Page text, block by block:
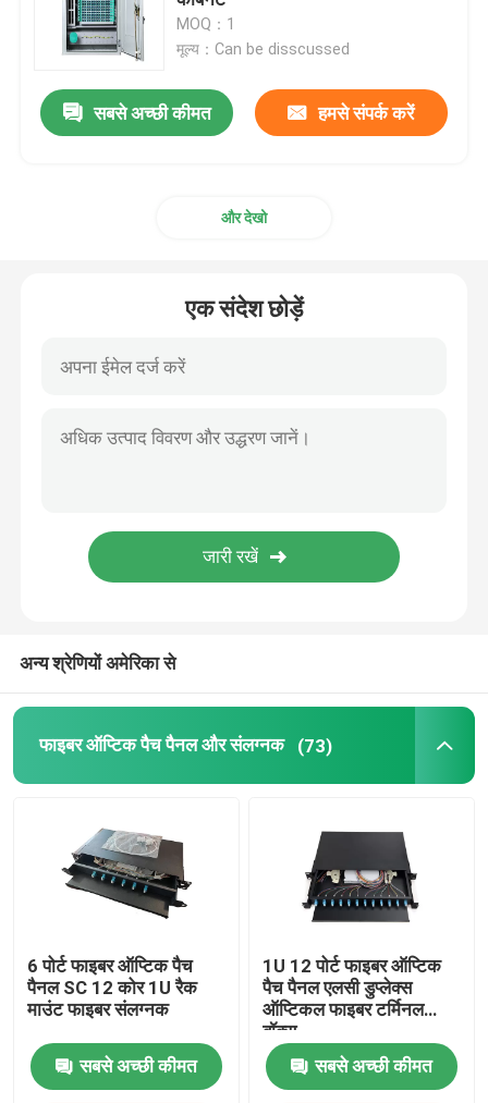
एमपीओ एमटीपी पैच पैनल
नेटवर्क पैच पैनल
फाइबर ऑप्टिक कैबिनेट
फाइबर टर्मिनेशन बॉक्स
MOQ：1
मूल्य：Can be disscussed
सबसे अच्छी कीमत हमसे संपर्क करें
और देखो
एक संदेश छोड़ें
अन्य श्रेणियों अमेरिका से
फाइबर ऑप्टिक पैच पैनल और संलग्नक (73)
6 पोर्ट फाइबर ऑप्टिक पैच
पैनल SC 12 कोर 1U रैक
माउंट फाइबर संलग्नक
सबसे अच्छी कीमत
1U 12 पोर्ट फाइबर ऑप्टिक
पैच पैनल एलसी डुप्लेक्स
ऑप्टिकल फाइबर टर्मिनल
बॉक्स
सबसे अच्छी कीमत